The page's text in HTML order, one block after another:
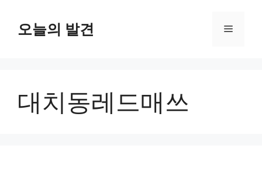
오늘의 발견 메
대치동레드매쓰